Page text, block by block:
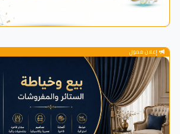
إعلان ممول